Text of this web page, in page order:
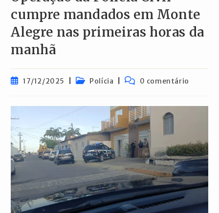
cumpre mandados em Monte
Alegre nas primeiras horas da
manhã
Post17/12/2025
Categoria
Polícia
Comentários
0 comentário